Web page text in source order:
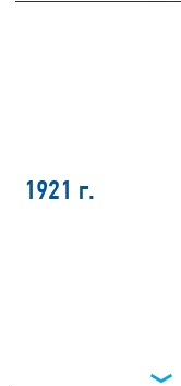
1921 г.